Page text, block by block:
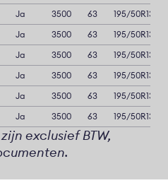
Ja 3500 63
195/50R13
Ja 3500 63
195/50R13
Ja 3500 63
195/50R13
Ja 3500 63
195/50R13
Ja 3500 63
195/50R13
Ja 3500 63 195/50R13
exclusief BTW,